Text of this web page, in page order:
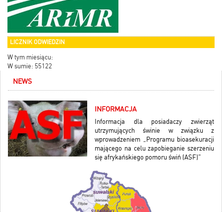
LICZNIK ODWIEDZIN
W tym miesiącu:
W sumie: 55122
NEWS
INFORMACJA
Informacja dla posiadaczy zwierząt
utrzymujących świnie w związku z
wprowadzeniem „Programu bioasekuracji
mającego na celu zapobieganie szerzeniu
się afrykańskiego pomoru świń (ASF)"